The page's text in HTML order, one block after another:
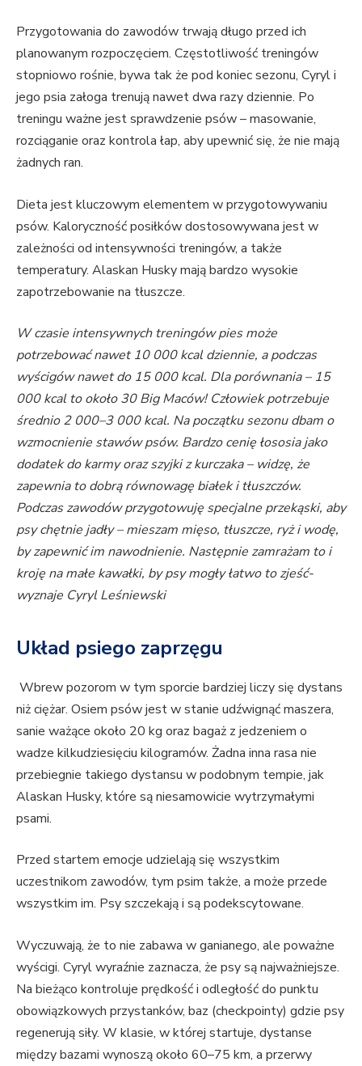
Przygotowania do zawodów trwają długo przed ich
planowanym rozpoczęciem. Częstotliwość treningów
stopniowo rośnie, bywa tak że pod koniec sezonu, Cyryl i
jego psia załoga trenują nawet dwa razy dziennie. Po
treningu ważne jest sprawdzenie psów – masowanie,
rozciąganie oraz kontrola łap, aby upewnić się, że nie mają
żadnych ran.
Dieta jest kluczowym elementem w przygotowywaniu
psów. Kaloryczność posiłków dostosowywana jest w
zależności od intensywności treningów, a także
temperatury. Alaskan Husky mają bardzo wysokie
zapotrzebowanie na tłuszcze.
W czasie intensywnych treningów pies może
potrzebować nawet 10 000 kcal dziennie, a podczas
wyścigów nawet do 15 000 kcal. Dla porównania – 15
000 kcal to około 30 Big Maców! Człowiek potrzebuje
średnio 2 000–3 000 kcal. Na początku sezonu dbam o
wzmocnienie stawów psów. Bardzo cenię łososia jako
dodatek do karmy oraz szyjki z kurczaka – widzę, że
zapewnia to dobrą równowagę białek i tłuszczów.
Podczas zawodów przygotowuję specjalne przekąski, aby
psy chętnie jadły – mieszam mięso, tłuszcze, ryż i wodę,
by zapewnić im nawodnienie. Następnie zamrażam to i
kroję na małe kawałki, by psy mogły łatwo to zjeść-
wyznaje Cyryl Leśniewski
Układ psiego zaprzęgu
Wbrew pozorom w tym sporcie bardziej liczy się dystans
niż ciężar. Osiem psów jest w stanie udźwignąć maszera,
sanie ważące około 20 kg oraz bagaż z jedzeniem o
wadze kilkudziesięciu kilogramów. Żadna inna rasa nie
przebiegnie takiego dystansu w podobnym tempie, jak
Alaskan Husky, które są niesamowicie wytrzymałymi
psami.
Przed startem emocje udzielają się wszystkim
uczestnikom zawodów, tym psim także, a może przede
wszystkim im. Psy szczekają i są podekscytowane.
Wyczuwają, że to nie zabawa w ganianego, ale poważne
wyścigi. Cyryl wyraźnie zaznacza, że psy są najważniejsze.
Na bieżąco kontroluje prędkość i odległość do punktu
obowiązkowych przystanków, baz (checkpointy) gdzie psy
regenerują siły. W klasie, w której startuje, dystanse
między bazami wynoszą około 60–75 km, a przerwy